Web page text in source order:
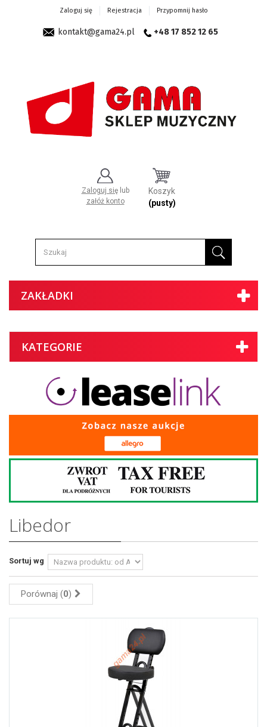
Zaloguj się Rejestracja Przypomnij hasło
kontakt@gama24.pl +48 17 852 12 65
Zaloguj się lub
załóż konto
Koszyk
(pusty)
ZAKŁADKI
KATEGORIE
Libedor
Sortuj wg
Porównaj (0)